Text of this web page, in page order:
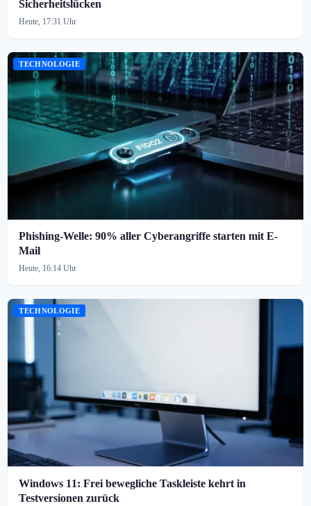
Sicherheitslücken
Heute, 17:31 Uhr
TECHNOLOGIE
Phishing-Welle: 90% aller Cyberangriffe starten mit E-
Mail
Heute, 16:14 Uhr
TECHNOLOGIE
Windows 11: Frei bewegliche Taskleiste kehrt in
Testversionen zurück